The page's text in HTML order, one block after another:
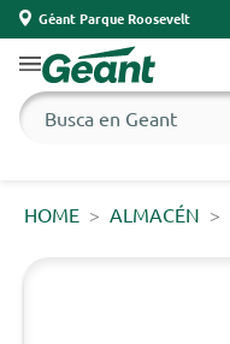
Géant Parque Roosevelt
HOME ALMACÉN